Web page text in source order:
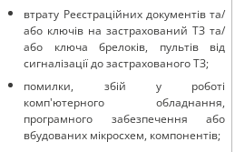
втрату Реєстраційних документів та/
або ключів на застрахований ТЗ та/
або ключа брелоків, пультів від
сигналізації до застрахованого ТЗ;
помилки, збій у роботі
комп'ютерного обладнання,
програмного забезпечення або
вбудованих мікросхем, компонентів;